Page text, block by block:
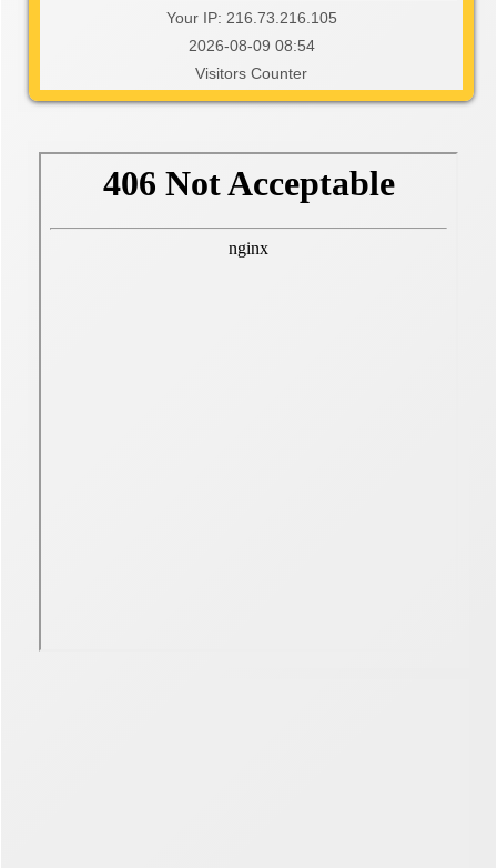
Your IP: 216.73.216.105
2026-08-09 08:54
Visitors Counter